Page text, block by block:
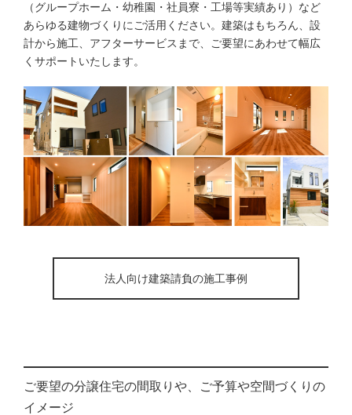
（グループホーム・幼稚園・社員寮・工場等実績あり）など
あらゆる建物づくりにご活用ください。建築はもちろん、設
計から施工、アフターサービスまで、ご要望にあわせて幅広
くサポートいたします。
法人向け建築請負の施工事例
ご要望の分譲住宅の間取りや、ご予算や空間づくりの
イメージ